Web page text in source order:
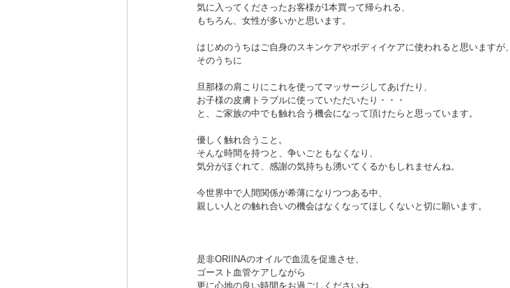
気に入ってくださったお客様が1本買って帰られる、
もちろん、女性が多いかと思います。
はじめのうちはご自身のスキンケアやボディイケアに使われると思いますが、
そのうちに
旦那様の肩こりにこれを使ってマッサージしてあげたり、
お子様の皮膚トラブルに使っていただいたり・・・
と、ご家族の中でも触れ合う機会になって頂けたらと思っています。
優しく触れ合うこと。
そんな時間を持つと、争いごともなくなり、
気分がほぐれて、感謝の気持ちも湧いてくるかもしれませんね。
今世界中で人間関係が希薄になりつつある中、
親しい人との触れ合いの機会はなくなってほしくないと切に願います。
是非ORIINAのオイルで血流を促進させ、
ゴースト血管ケアしながら
更に心地の良い時間をお過ごしくださいね。